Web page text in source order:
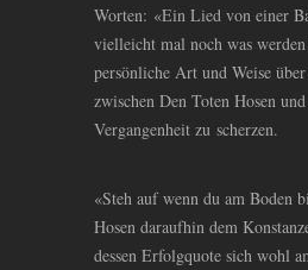
Worten: «Ein Lied von einer
vielleicht mal noch was
persönliche Art und Weise
zwischen Den Toten Hosen
Vergangenheit zu scherzen.
«Steh auf wenn du am Boden
Hosen daraufhin dem
dessen Erfolgquote sich wohl